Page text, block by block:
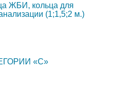
ЖБИ, кольца для
(1;1,5;2 м.)
«C»